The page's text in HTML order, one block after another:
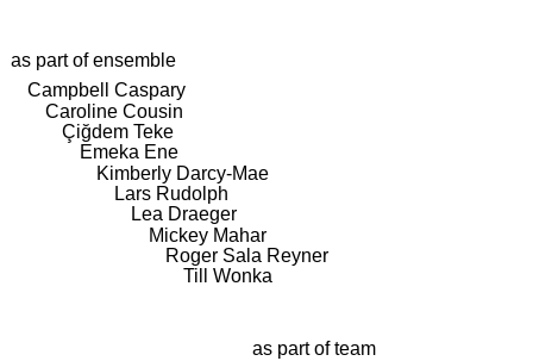
as part of ensemble
Campbell Caspary
Caroline Cousin
Çiğdem Teke
Emeka Ene
Kimberly Darcy-Mae
Lars Rudolph
Lea Draeger
Mickey Mahar
Roger Sala Reyner
Till Wonka
as part of team